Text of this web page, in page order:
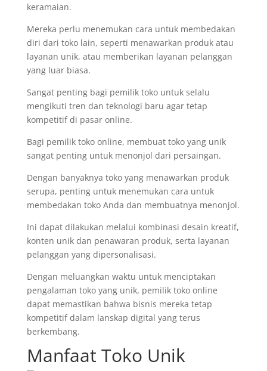
keramaian.
Mereka perlu menemukan cara untuk membedakan
diri dari toko lain, seperti menawarkan produk atau
layanan unik, atau memberikan layanan pelanggan
yang luar biasa.
Sangat penting bagi pemilik toko untuk selalu
mengikuti tren dan teknologi baru agar tetap
kompetitif di pasar online.
Bagi pemilik toko online, membuat toko yang unik
sangat penting untuk menonjol dari persaingan.
Dengan banyaknya toko yang menawarkan produk
serupa, penting untuk menemukan cara untuk
membedakan toko Anda dan membuatnya menonjol.
Ini dapat dilakukan melalui kombinasi desain kreatif,
konten unik dan penawaran produk, serta layanan
pelanggan yang dipersonalisasi.
Dengan meluangkan waktu untuk menciptakan
pengalaman toko yang unik, pemilik toko online
dapat memastikan bahwa bisnis mereka tetap
kompetitif dalam lanskap digital yang terus
berkembang.
Manfaat Toko Unik